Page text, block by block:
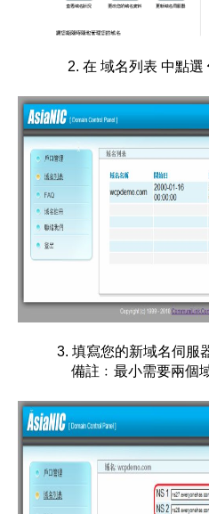
2. 在 域名列表 中點選
3. 填寫您的新域名伺服器
備註﹕ 最小需要兩個